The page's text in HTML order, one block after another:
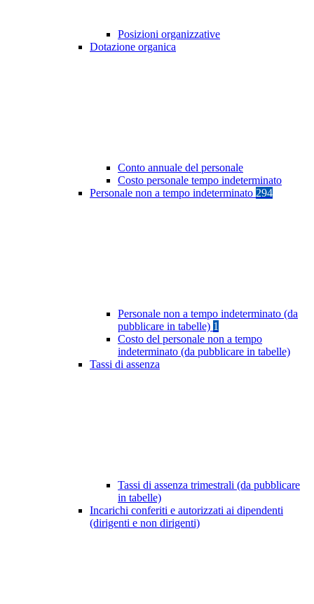
Posizioni organizzative
Dotazione organica
Conto annuale del personale
Costo personale tempo indeterminato
Personale non a tempo indeterminato 294
Personale non a tempo indeterminato (da
pubblicare in tabelle) 1
Costo del personale non a tempo
indeterminato (da pubblicare in tabelle)
Tassi di assenza
Tassi di assenza trimestrali (da pubblicare
in tabelle)
Incarichi conferiti e autorizzati ai dipendenti
(dirigenti e non dirigenti)